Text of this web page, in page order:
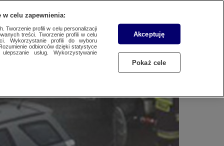
WYŚLIJ MATERIAŁ
w celu zapewnienia:
Tworzenie profili w celu personalizacji
treści. Tworzenie profili w celu
Wykorzystanie profili do wyboru
odbiorców dzięki statystyce
usług. Wykorzystywanie
Akceptuję
Pokaż cele